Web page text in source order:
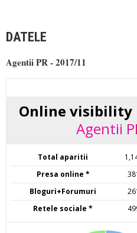
DATELE
Agentii PR - 2017/11